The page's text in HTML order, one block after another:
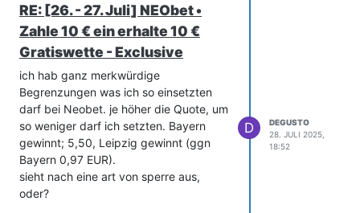
have fun
mit dem hinterlegten nicht
übereingestimmt hat, woraufhin es eine
Fehler gab....nur sone vermutung.
RE: [26. - 27. Juli] NEObet •
Zahle 10 € ein erhalte 10 €
Gratiswette - Exclusive
ich hab ganz merkwürdige
Begrenzungen was ich so einsetzten
darf bei Neobet. je höher die Quote, um
so weniger darf ich setzten. Bayern
gewinnt; 5,50, Leipzig gewinnt (ggn
Bayern 0,97 EUR).
sieht nach eine art von sperre aus,
oder?
D
DEGUSTO
28. JULI 2025,
18:52